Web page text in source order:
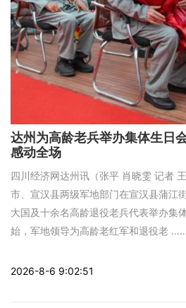
达州为高龄老兵举办集体生日
感动全场
四川经济网达州讯（张平 肖晓雯 记者
市、宣汉县两级军地部门在宣汉县蒲江
大国及十余名高龄退役老兵代表举办集
始，军地领导为高龄老红军和退役老 ……
2026-8-6 9:02:51